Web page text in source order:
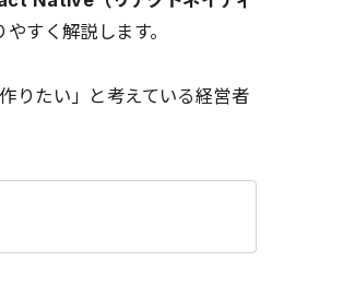
すく解説します。
りたい」と考えている経営者